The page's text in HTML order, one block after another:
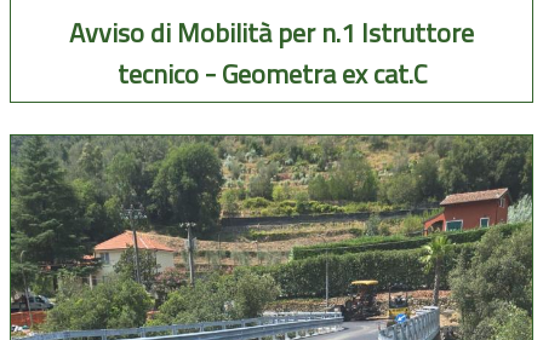
Avviso di Mobilità per n.1 Istruttore
tecnico - Geometra ex cat.C